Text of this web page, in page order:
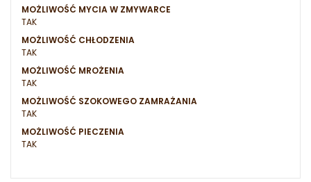
MOŻLIWOŚĆ MYCIA W ZMYWARCE
TAK
MOŻLIWOŚĆ CHŁODZENIA
TAK
MOŻLIWOŚĆ MROŻENIA
TAK
MOŻLIWOŚĆ SZOKOWEGO ZAMRAŻANIA
TAK
MOŻLIWOŚĆ PIECZENIA
TAK